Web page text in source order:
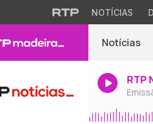
NOTÍCIAS
Notícias
RTP